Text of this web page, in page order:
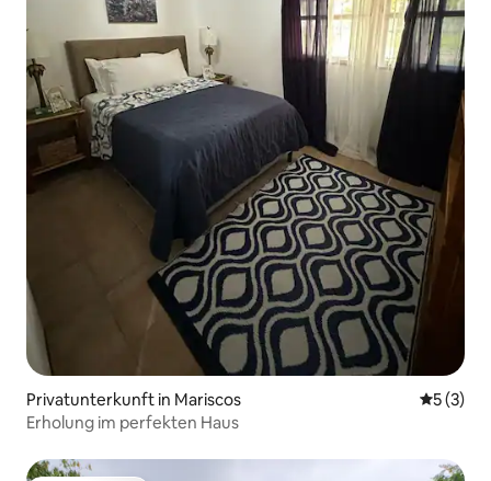
Privatunterkunft in Mariscos
5 (3)
Erholung im perfekten Haus